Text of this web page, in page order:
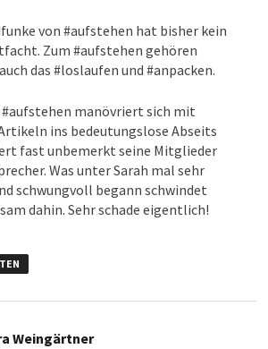
von #aufstehen hat bisher kein
Zum #aufstehen gehören
das #loslaufen und #anpacken.
#aufstehen manövriert sich mit
ins bedeutungslose Abseits
fast unbemerkt seine Mitglieder
Was unter Sarah mal sehr
schwungvoll begann schwindet
dahin. Sehr schade eigentlich!
Weingärtnersagt: